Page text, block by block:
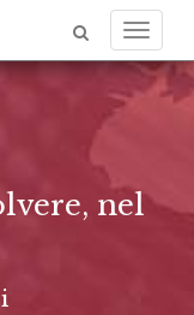
Menu
nel